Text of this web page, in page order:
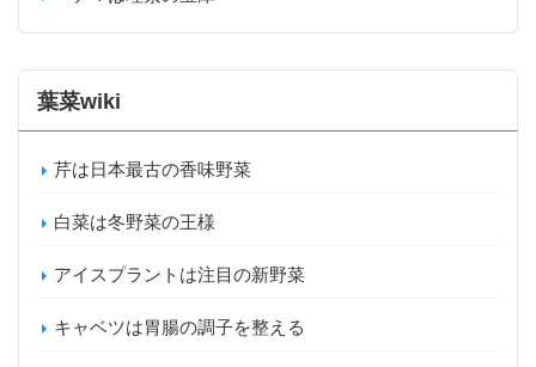
葉菜wiki
芹は日本最古の香味野菜
白菜は冬野菜の王様
アイスプラントは注目の新野菜
キャベツは胃腸の調子を整える